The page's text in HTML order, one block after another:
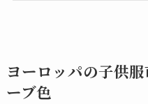
ヨーロッパの子供
ーブ色